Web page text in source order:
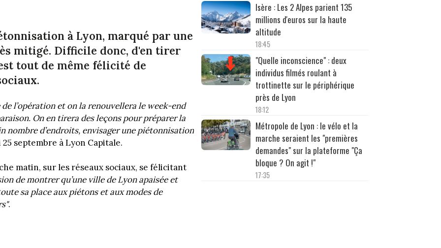
à Lyon, marqué par une
mitigé. Difficile donc, d'en tirer
tout de même félicité de
l’opération et on la renouvellera le week-end
On en tirera des leçons pour préparer la
nombre d’endroits, envisager une piétonnisation
septembre à Lyon Capitale.
matin, sur les réseaux sociaux, se félicitant
de montrer qu’une ville de Lyon apaisée et
sa place aux piétons et aux modes de
.
Isère : Les 2 Alpes parient 135
millions d'euros sur la haute
altitude
18:45
"Quelle inconscience" : deux
individus filmés roulant à
trottinette sur le périphérique
près de Lyon
18:12
Métropole de Lyon : le vélo et la
marche seraient les "premières
demandes" sur la plateforme "Ça
bloque ? On agit !"
17:35